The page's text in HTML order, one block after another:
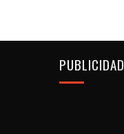
PUBLICIDAD